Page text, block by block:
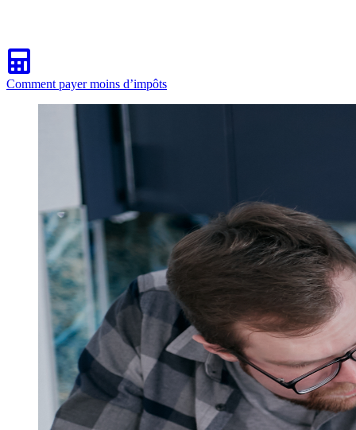
Comment payer moins d’impôts